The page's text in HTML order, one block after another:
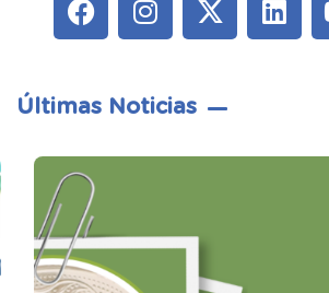
Últimas Noticias